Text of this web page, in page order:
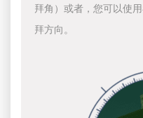
拜角）或者，您可以使
拜方向。